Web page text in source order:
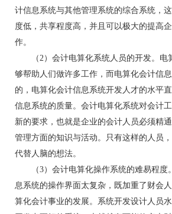
计信息系统与其他管理系统的综合系统，
度低，共享程度高，并且可以极大的提高
作。
（2）会计电算化系统人员的开发。电
够帮助人们做许多工作，而电算化会计信
的，电算化会计信息系统开发人才的水平
信息系统的质量。会计电算化系统对会计
新的要求，也就是企业的会计人员必须精
管理方面的知识与活动。只有这样的人员
代替人脑的想法。
（3）会计电算化操作系统的难易程度
息系统的操作界面太复杂，既加重了财会
算化会计事业的发展。系统开发设计人员